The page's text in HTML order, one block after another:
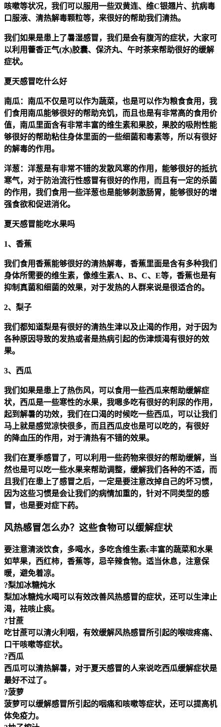
咳嗽等状况，我们可以服用一些双黄连、维C银翘片、抗病毒
口服液、清热解毒颗粒等，来很好的帮助我们清热。
我们如果是患上了暑湿感冒，我们是会有腹泻的症状，大家可
以利用藿香正气(水)胶囊、保济丸、午时茶来帮助很好的缓解
症状。
夏天感冒吃什么好
南瓜：南瓜不仅是可以作为蔬菜，也是可以作为粮食食用，我
们食用南瓜能够很好的帮助充饥，而且也是有非常高的食用价
值，南瓜里面含有非常丰富的维生素和果胶，果胶的吸附性能
够很好的帮助粘住身体里面的一些细菌和毒素等，所以有很好
的解毒的作用。
洋葱：洋葱是有非常不错的发散风寒的作用，能够很好的抵抗
寒气，对于防治流行性感冒有很好的作用，而且有一定的杀菌
的作用，我们食用一些洋葱也是能够刺激肠胃，能够很好的增
强食欲和促进消化。
夏天感冒能吃水果吗
1、香蕉
我们食用香蕉能够很好的清热解毒，香蕉里面是含有多种我们
身体所需要的维生素，像维生素A、B、C、E等，香蕉也是有
抑制真菌和细菌的效果，对于发热的人群来说是很适合的。
2、梨子
我们都知道梨是有很好的清热生津以及止渴的作用，对于因为
各种原因导致的发热或者是热病引起的伤津烦渴有很好的效
果。
3、西瓜
我们如果是患上了热伤风，可以食用一些西瓜来帮助缓解症
状，西瓜是一些寒性的水果，我嗯多吃有很好的利尿的作用，
起到解暑的功效，我们在口渴的时候吃一些西瓜，可以让我们
马上就是感觉凉快很多，而且西瓜皮也是可以吃的，有很好
的降血压的作用，对于清热有不错的效果。
我们在夏季感冒了，可以利用一些药物来很好的帮助缓解，当
然也是可以吃一些水果来帮助调整，缓解我们各种的不适，而
且我们在患上了感冒之后，一定是要注意改掉自己的坏习惯，
因为这些习惯是会让我们的病情加重的，针对不同类型的感
冒，也是要对症下药。
风热感冒怎么办？这些食物可以缓解症状
要注意清淡饮食，多喝水，多吃含维生素c丰富的蔬菜和水果
如苹果，西红柿，香蕉等，忌辛辣食物。适当休息，注意保
暖，避免着凉。
?梨加冰糖炖水
梨加冰糖炖水喝可以有效改善风热感冒的症状，还可以生津止
渴，祛咳止痰。
?甘蔗
吃甘蔗可以清火利咽，有效缓解风热感冒所引起的喉咙疼痛、
口干咳嗽等症状。
?西瓜
西瓜可以清热解暑，对于夏天感冒的人来说吃西瓜缓解症状是
最好不过了。
?菠萝
菠萝可以缓解感冒所引起的咽痛和咳嗽等症状，还可以提高机
体免疫力。